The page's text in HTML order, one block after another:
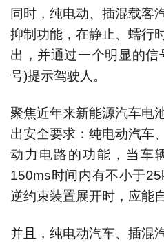
同时，纯电动、插混载客
抑制功能，在静止、蠕行
出，并通过一个明显的
号)提示驾驶人。
聚焦近年来新能源汽车电
出安全要求：纯电动汽车
动力电路的功能，当车
150ms时间内有不小于
逆约束装置展开时，应能
并且，纯电动汽车、插混